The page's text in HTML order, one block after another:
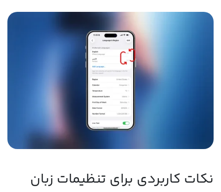
نکات کاربردی برای تنظیمات زبان